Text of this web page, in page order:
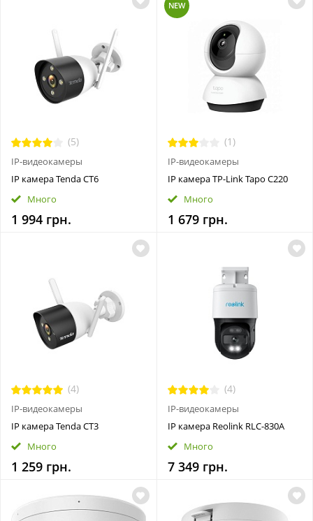
(5)
IP-видеокамеры
IP камера Tenda CT6
Много
1 994 грн.
NEW
(1)
IP-видеокамеры
IP камера TP-Link Tapo C220
Много
1 679 грн.
(4)
IP-видеокамеры
IP камера Tenda CT3
Много
1 259 грн.
(4)
IP-видеокамеры
IP камера Reolink RLC-830A
Много
7 349 грн.